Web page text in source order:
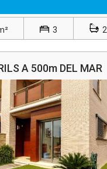
3 2
A 500m DEL MAR